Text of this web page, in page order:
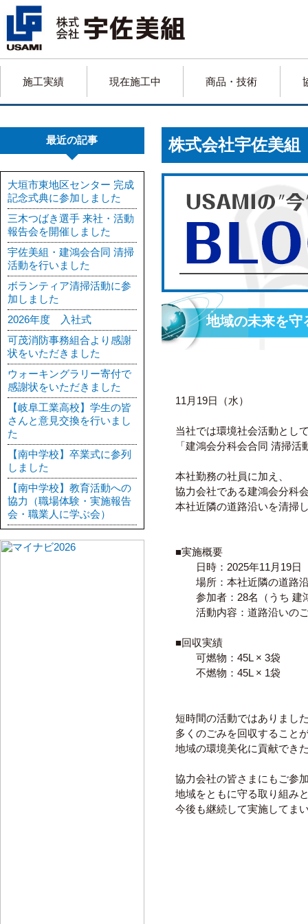
施工実績 現在施工中 商品・技術
最近の記事
大垣市東地区センター 完成
記念式典に参加しました
三木つばき選手 来社・活動
報告会を開催しました
宇佐美組・建鴻会合同 清掃
活動を行いました
ボランティア清掃活動に参
加しました
2026年度 入社式
可茂消防事務組合より感謝
状をいただきました
ウォーキングラリー寄付で
感謝状をいただきました
【岐阜工業高校】学生の皆
さんと意見交換を行いまし
た
【南中学校】卒業式に参列
しました
【南中学校】教育活動への
協力（職場体験・実施報告
会・職業人に学ぶ会）
株式会社宇佐美
地域の未来を守
11月19日（水）
当社では環境社会活動とし
「建鴻会分科会合同 清掃
本社勤務の社員に加え、
協力会社である建鴻会分科
本社近隣の道路沿いを清掃
■実施概要
日時：2025年11月19日
場所：本社近隣の道路
参加者：28名（うち 建
活動内容：道路沿いのご
■回収実績
可燃物：45L × 3袋
不燃物：45L × 1袋
短時間の活動ではありまし
多くのごみを回収すること
地域の環境美化に貢献でき
協力会社の皆さまにもご参
地域をともに守る取り組み
今後も継続して実施してま